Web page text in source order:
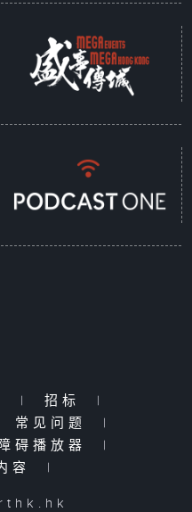
| 招标
|
常见问题
|
碍播放器
|
容
|